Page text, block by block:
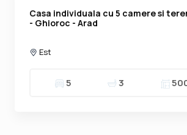
Casa individuala cu 5 camere si
- Ghioroc - Arad
Est
5 3